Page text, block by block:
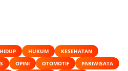
HUKUM
KESEHATAN
OPINI OTOMOTIF
PARIWISATA